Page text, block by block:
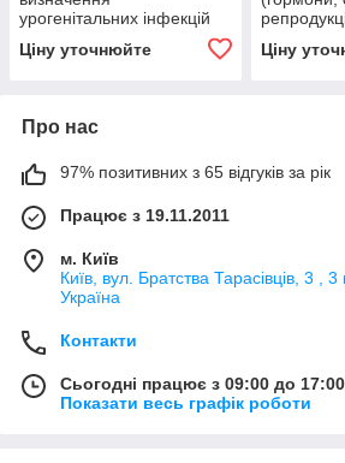
урогенітальних інфекцій
Ціну уточнюйте
Ціну
Про нас
97% позитивних з 65 відгуків за рік
Працює з 19.11.2011
м. Київ
Київ, вул. Братства Тарасівців, 3 ,
Україна
Контакти
Сьогодні працює з 09:00 до 17:00
Показати весь графік роботи